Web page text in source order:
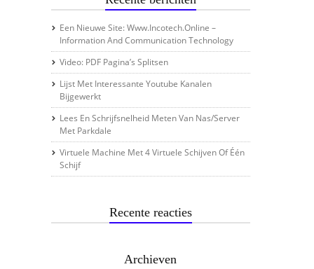
Een Nieuwe Site: Www.incotech.online –
Information And Communication Technology
Video: PDF Pagina’s Splitsen
Lijst Met Interessante Youtube Kanalen
Bijgewerkt
Lees En Schrijfsnelheid Meten Van Nas/server
Met Parkdale
Virtuele Machine Met 4 Virtuele Schijven Of Één
Schijf
Recente reacties
Archieven